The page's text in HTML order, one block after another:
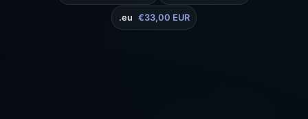
.eu €33,00 EUR